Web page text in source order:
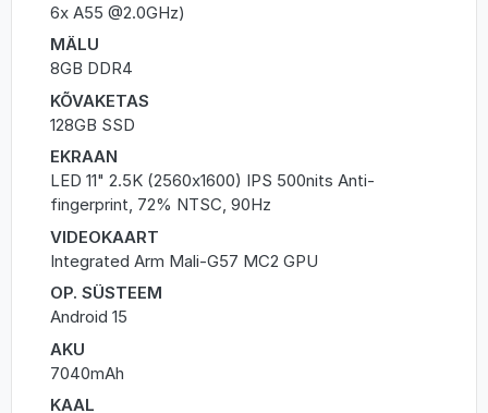
6x A55 @2.0GHz)
MÄLU
8GB DDR4
KÕVAKETAS
128GB SSD
EKRAAN
LED 11" 2.5K (2560x1600) IPS 500nits Anti-
fingerprint, 72% NTSC, 90Hz
VIDEOKAART
Integrated Arm Mali-G57 MC2 GPU
OP. SÜSTEEM
Android 15
AKU
7040mAh
KAAL